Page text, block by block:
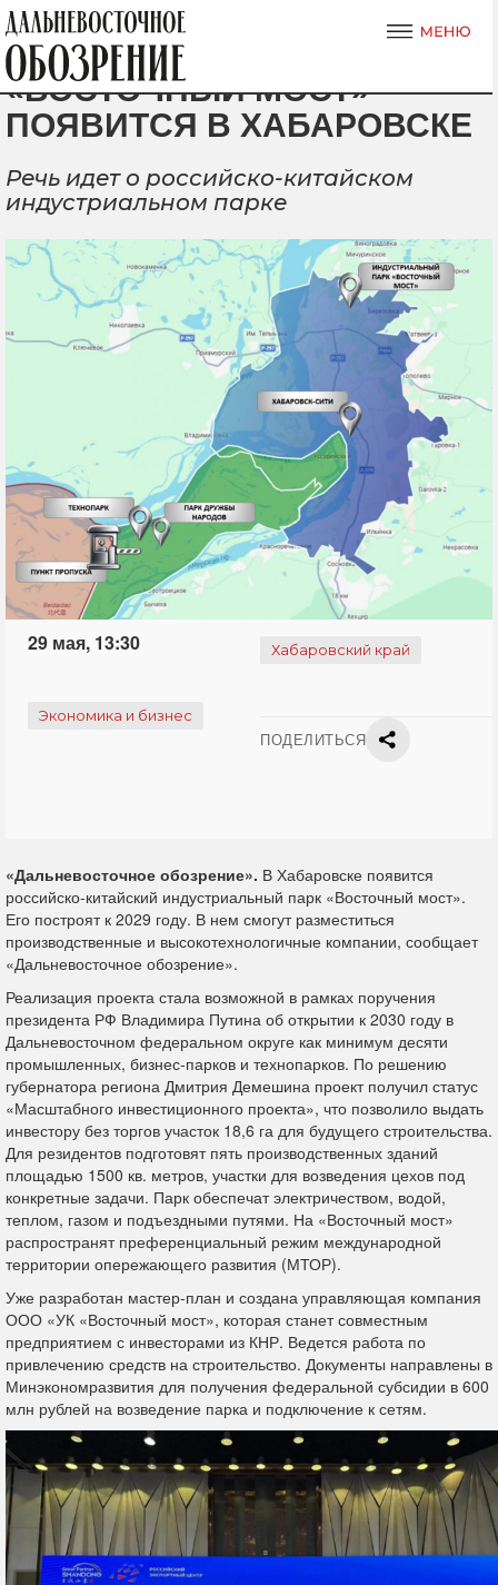
«ВОСТОЧНЫЙ МОСТ»
ПОЯВИТСЯ В ХАБАРОВСКЕ
Речь идет о российско-китайском
индустриальном парке
29 мая, 13:30 Хабаровский край
Экономика и бизнес
ПОДЕЛИТЬСЯ
«Дальневосточное обозрение». В Хабаровске появится
российско-китайский индустриальный парк «Восточный мост».
Его построят к 2029 году. В нем смогут разместиться
производственные и высокотехнологичные компании, сообщает
«Дальневосточное обозрение».
Реализация проекта стала возможной в рамках поручения
президента РФ Владимира Путина об открытии к 2030 году в
Дальневосточном федеральном округе как минимум десяти
промышленных, бизнес-парков и технопарков. По решению
губернатора региона Дмитрия Демешина проект получил статус
«Масштабного инвестиционного проекта», что позволило выдать
инвестору без торгов участок 18,6 га для будущего строительства.
Для резидентов подготовят пять производственных зданий
площадью 1500 кв. метров, участки для возведения цехов под
конкретные задачи. Парк обеспечат электричеством, водой,
теплом, газом и подъездными путями. На «Восточный мост»
распространят преференциальный режим международной
территории опережающего развития (МТОР).
Уже разработан мастер-план и создана управляющая компания
ООО «УК «Восточный мост», которая станет совместным
предприятием с инвесторами из КНР. Ведется работа по
привлечению средств на строительство. Документы направлены в
Минэкономразвития для получения федеральной субсидии в 600
млн рублей на возведение парка и подключение к сетям.